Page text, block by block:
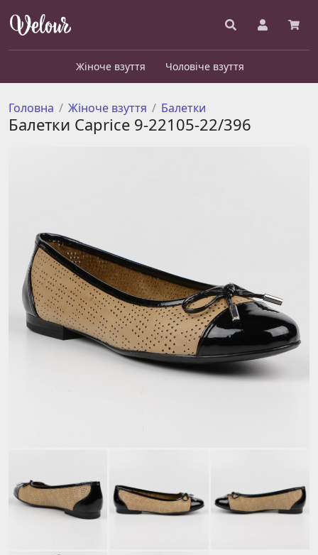
Жіноче взуття Чоловіче взуття
Головна Жіноче взуття Балетки
Балетки Caprice 9-22105-22/396